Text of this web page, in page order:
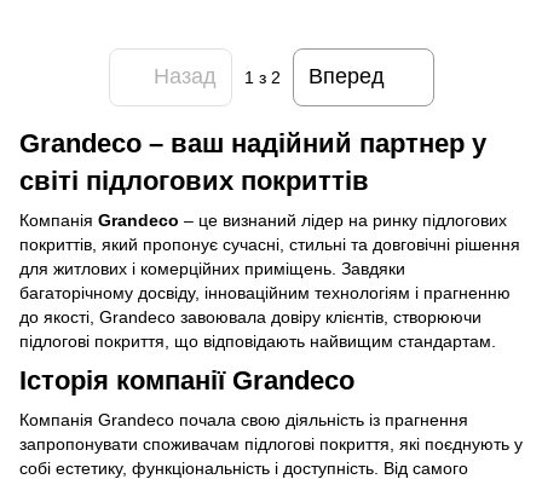
Назад 1 з 2 Вперед
Grandeco – ваш надійний партнер у
світі підлогових покриттів
Компанія Grandeco – це визнаний лідер на ринку підлогових
покриттів, який пропонує сучасні, стильні та довговічні рішення
для житлових і комерційних приміщень. Завдяки
багаторічному досвіду, інноваційним технологіям і прагненню
до якості, Grandeco завоювала довіру клієнтів, створюючи
підлогові покриття, що відповідають найвищим стандартам.
Історія компанії Grandeco
Компанія Grandeco почала свою діяльність із прагнення
запропонувати споживачам підлогові покриття, які поєднують у
собі естетику, функціональність і доступність. Від самого